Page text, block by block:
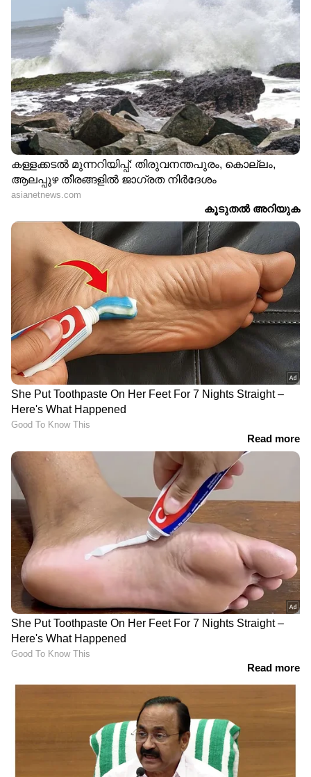
കൊളസ്ട്രോളിന്റെ അളവ് കുറയ്ക്കുന്നതിനും
സഹായിക്കുമെന്ന് അടുത്തിടെ നടത്തിയ രണ്ട്
പഠനങ്ങൾ ചൂണ്ടിക്കാട്ടുന്നു.
നാരുകൾ, പ്രോട്ടീൻ, ആരോഗ്യകരമായ
കൊഴുപ്പുകൾ, വിറ്റാമിനുകൾ, ധാതുക്കൾ
എന്നിവയാൽ സമ്പന്നമാണ് നട്സുകൾ.
ശരീരഭാരം കുറയ്ക്കാനും വയറിലെ കൊഴുപ്പ്
കുറയ്ക്കാനും നട്സ് സഹായിക്കുന്നു. നട്സ്
കഴിക്കുന്നത് ഹൃദയ സംബന്ധമായ
അസുഖങ്ങൾ, പൊണ്ണത്തടി എന്നിവയുടെ
സാധ്യത കുറയ്ക്കുന്നു.
സ്‌ട്രോക്ക് വരാതിരിക്കാൻ ശ്രദ്ധിക്കേണ്ട
ചില കാര്യങ്ങളിതാ...